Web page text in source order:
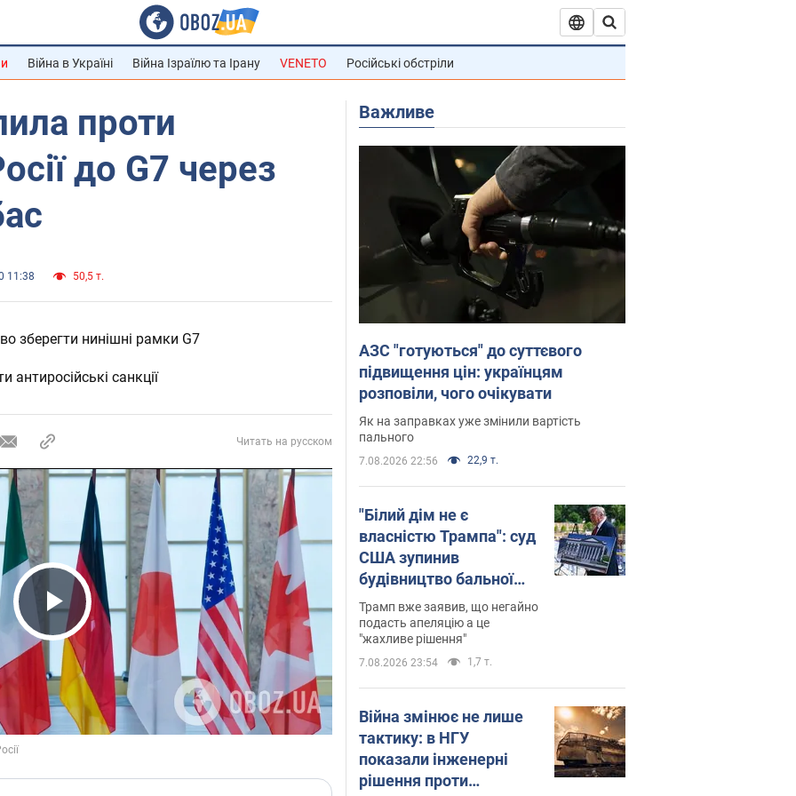
Війна в Україні Війна Ізраїлю та Ірану VENETO Російські обстріли
проти
до G7 через
11:38 50,5 т.
зберегти нинішні рамки G7
антиросійські санкції
Читать на русском
Play Video
Важливе
АЗС "готуються" до суттєвого
підвищення цін: українцям
розповіли, чого очікувати
Як на заправках уже змінили вартість
пального
7.08.2026 22:56 22,9 т.
"Білий дім не є
власністю Трампа": суд
США зупинив
будівництво бальної
зали за $400 млн
Трамп вже заявив, що негайно
подасть апеляцію а це
"жахливе рішення"
7.08.2026 23:54 1,7 т.
Війна змінює не лише
тактику: в НГУ
показали інженерні
рішення проти